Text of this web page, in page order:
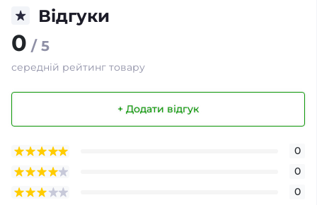
Відгуки
0 / 5
середній рейтинг товару
+ Додати відгук
0
0
0